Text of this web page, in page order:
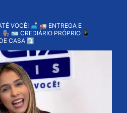
VOCÊ! 🛋️ 🚛 ENTREGA E
🪪 CREDIÁRIO PRÓPRIO 📱
CASA ⤵️